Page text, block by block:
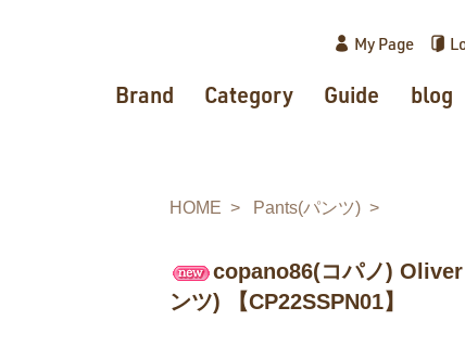
My Page
Brand Category Guide blog
HOME Pants(パンツ)
copano86(コパノ)
ンツ) 【CP22SSPN01】